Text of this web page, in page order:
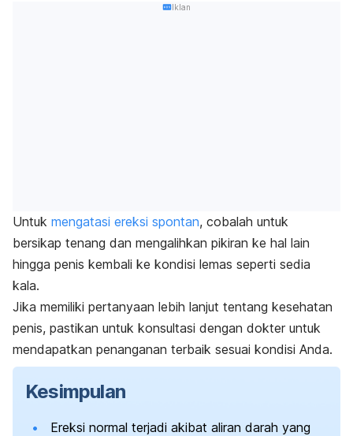
Iklan
Untuk mengatasi ereksi spontan, cobalah untuk
bersikap tenang dan mengalihkan pikiran ke hal lain
hingga penis kembali ke kondisi lemas seperti sedia
kala.
Jika memiliki pertanyaan lebih lanjut tentang kesehatan
penis, pastikan untuk konsultasi dengan dokter untuk
mendapatkan penanganan terbaik sesuai kondisi Anda.
Kesimpulan
Ereksi normal terjadi akibat aliran darah yang